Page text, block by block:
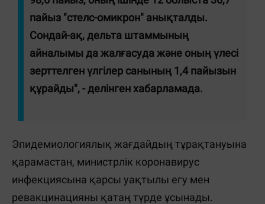
пайыз "стелс-омикрон" анықталды.
Сондай-ақ, дельта штаммының
айналымы да жалғасуда және оның үлесі
зерттелген үлгілер санының 1,4 пайызын
құрайды", - делінген хабарламада.
Эпидемиологиялық жағдайдың тұрақтануына
қарамастан, министрлік коронавирус
инфекциясына қарсы уақтылы егу мен
ревакцинацияны қатаң түрде ұсынады.